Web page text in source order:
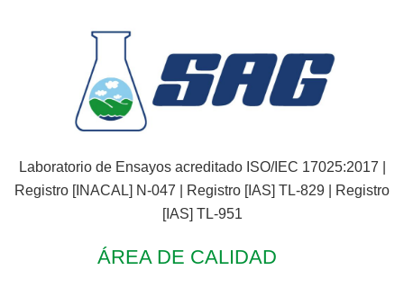
Laboratorio de Ensayos acreditado ISO/IEC 17025:2017 |
Registro [INACAL] N-047 | Registro [IAS] TL-829 | Registro
[IAS] TL-951
ÁREA DE CALIDAD